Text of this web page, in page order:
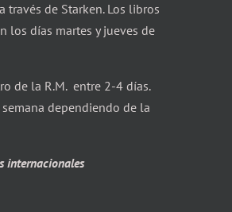
través de Starken. Los libros
los días martes y jueves de
de la R.M. entre 2-4 días.
dependiendo de la
internacionales